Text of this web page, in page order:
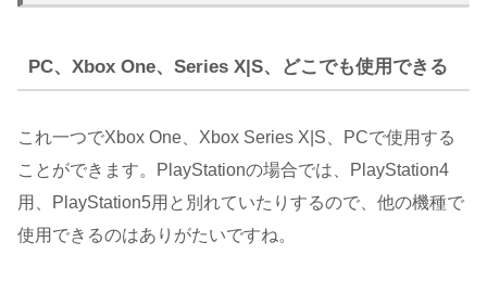
PC、Xbox One、Series X|S、どこでも使用できる
これ一つでXbox One、Xbox Series X|S、PCで使用する
ことができます。PlayStationの場合では、PlayStation4
用、PlayStation5用と別れていたりするので、他の機種で
使用できるのはありがたいですね。